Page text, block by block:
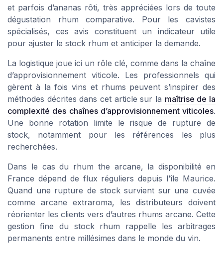
et parfois d’ananas rôti, très appréciées lors de toute
dégustation rhum comparative. Pour les cavistes
spécialisés, ces avis constituent un indicateur utile
pour ajuster le stock rhum et anticiper la demande.
La logistique joue ici un rôle clé, comme dans la chaîne
d’approvisionnement viticole. Les professionnels qui
gèrent à la fois vins et rhums peuvent s’inspirer des
méthodes décrites dans cet article sur la maîtrise de la
complexité des chaînes d’approvisionnement viticoles.
Une bonne rotation limite le risque de rupture de
stock, notamment pour les références les plus
recherchées.
Dans le cas du rhum the arcane, la disponibilité en
France dépend de flux réguliers depuis l’île Maurice.
Quand une rupture de stock survient sur une cuvée
comme arcane extraroma, les distributeurs doivent
réorienter les clients vers d’autres rhums arcane. Cette
gestion fine du stock rhum rappelle les arbitrages
permanents entre millésimes dans le monde du vin.